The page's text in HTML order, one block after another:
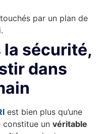
par un plan de
la sécurité,
dans
est bien plus qu’une
constitue un véritable